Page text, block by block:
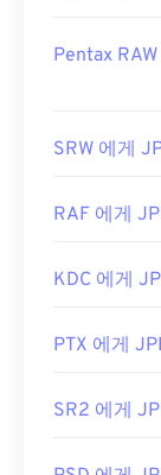
Pentax
SRW 에게
RAF 에게
KDC 에게
PTX 에게
SR2 에게